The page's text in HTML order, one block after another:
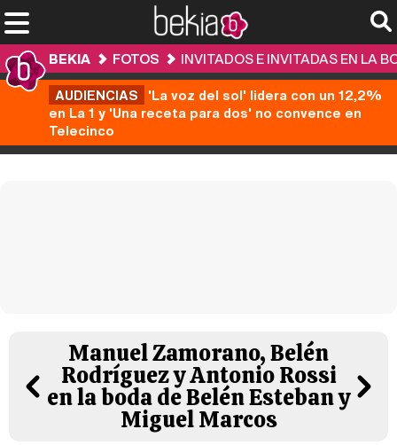
BEKIA FOTOS
INVITADOS E INVITADAS EN LA
AUDIENCIAS 'La voz del sol' lidera con un 12,2%
en La 1 y 'Una receta para dos' no convence en
Telecinco
Manuel Zamorano, Belén
Rodríguez y Antonio Rossi
en la boda de Belén Esteban y
Miguel Marcos